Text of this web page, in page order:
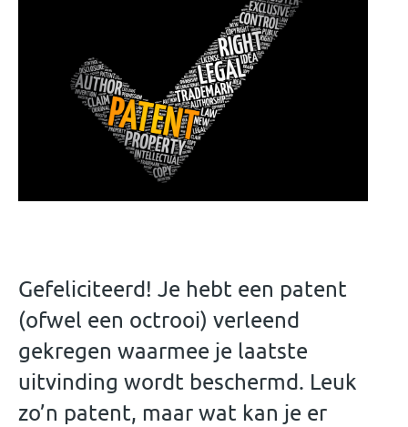
Gefeliciteerd! Je hebt een patent
(ofwel een octrooi) verleend
gekregen waarmee je laatste
uitvinding wordt beschermd. Leuk
zo’n patent, maar wat kan je er